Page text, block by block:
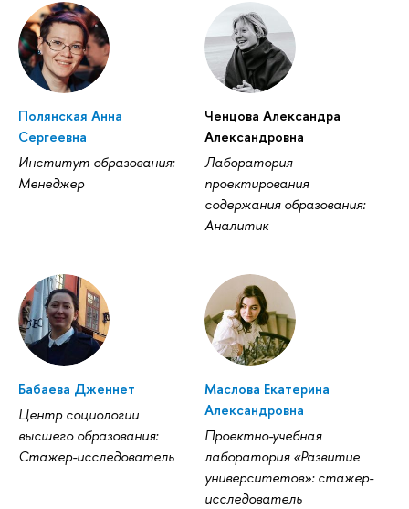
Полянская Анна
Сергеевна
Институт образования:
Менеджер
Ченцова Александра
Александровна
Лаборатория
проектирования
содержания образования:
Аналитик
Бабаева Дженнет
Центр социологии
высшего образования:
Стажер-исследователь
Маслова Екатерина
Александровна
Проектно-учебная
лаборатория «Развитие
университетов»: стажер-
исследователь